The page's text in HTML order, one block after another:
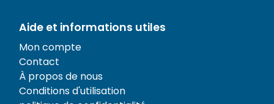
Aide et informations utiles
Mon compte
Contact
À propos de nous
Conditions d'utilisation